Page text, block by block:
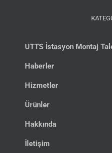
UTTS İstasyon Montaj
Haberler
Hizmetler
Ürünler
Hakkında
İletişim